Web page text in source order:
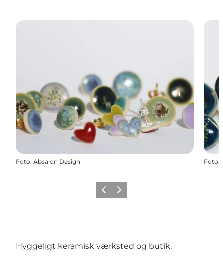
Foto: Absalon Design Foto:
ForrigeNæste
Hyggeligt keramisk værksted og butik.